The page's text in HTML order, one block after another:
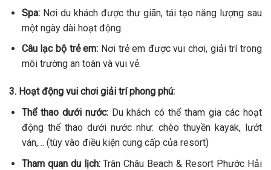
Spa:Nơi du khách được thư giãn, tái tạo năng lượng sau
một ngày dài hoạt động.
Câu lạc bộ trẻ em: Nơi trẻ em được vui chơi, giải trí trong
môi trường an toàn và vui vẻ.
3. Hoạt động vui chơi giải trí phong phú:
Thể thao dưới nước:Du khách có thể tham gia các hoạt
động thể thao dưới nước như: chèo thuyền kayak, lướt
ván,… (tùy vào điều kiện cung cấp của resort)
Tham quan du lịch:Trân Châu Beach & Resort Phước Hải